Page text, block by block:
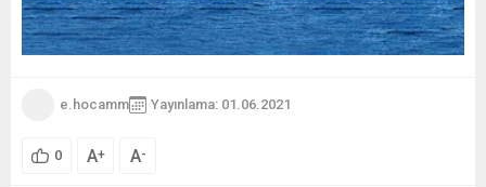
e.hocamm Yayınlama: 01.06.2021
0 A+ A-